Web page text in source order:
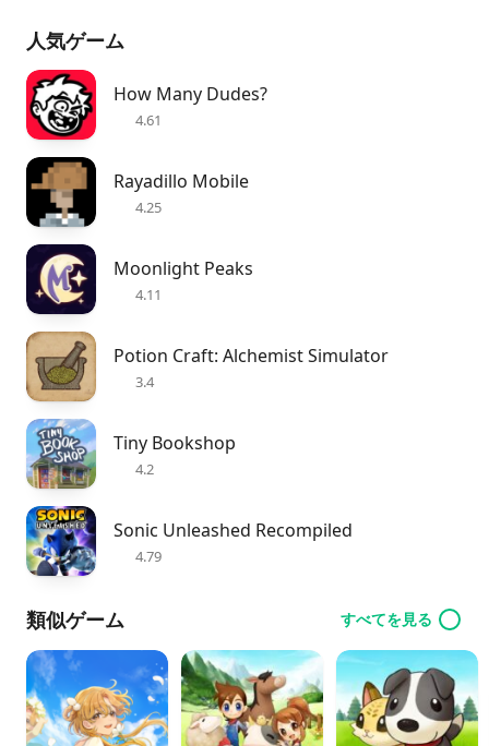
人気ゲーム
How Many Dudes?
4.61
Rayadillo Mobile
4.25
Moonlight Peaks
4.11
Potion Craft: Alchemist Simulator
3.4
Tiny Bookshop
4.2
Sonic Unleashed Recompiled
4.79
類似ゲーム すべてを見る